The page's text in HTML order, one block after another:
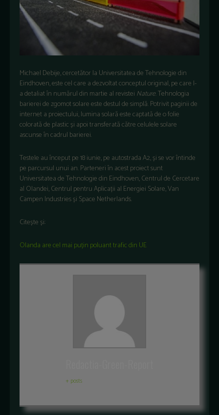
Michael Debije, cercetător la Universitatea de Tehnologie din
Eindhoven, este cel care a dezvoltat conceptul original, pe care l-
a detaliat în numărul din martie al revistei Nature. Tehnologia
barierei de zgomot solare este destul de simplă. Potrivit paginii de
internet a proiectului, lumina solară este captată de o folie
colorată de plastic și apoi transferată către celulele solare
ascunse în cadrul barierei.
Testele au început pe 18 iunie, pe autostrada A2, și se vor întinde
pe parcursul unui an. Parteneri în acest proiect sunt
Universitateade Tehnologie din Eindhoven, Centrul de Cercetare
al Olandei, Centrul pentru Aplicații al Energiei Solare,Van
Campen Industriesși Space Netherlands.
Citește și:
Olanda are cel mai puțin poluant trafic din UE
+ posts